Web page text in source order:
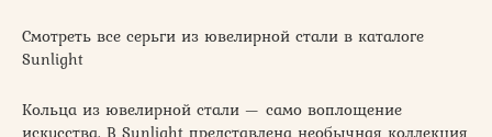
Смотреть все серьги из ювелирной стали в каталоге
Sunlight
Кольца из ювелирной стали — само воплощение